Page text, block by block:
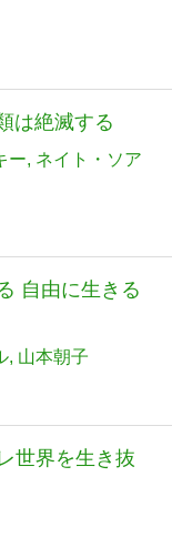
は絶滅する
ー ネイト・ソア
自由に生きる
山本朝子
世界を生き抜